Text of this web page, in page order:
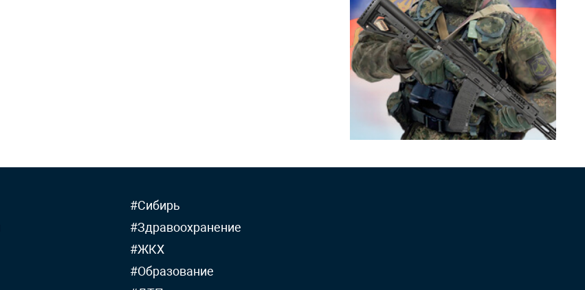
#Сибирь
#Здравоохранение
#ЖКХ
#Образование